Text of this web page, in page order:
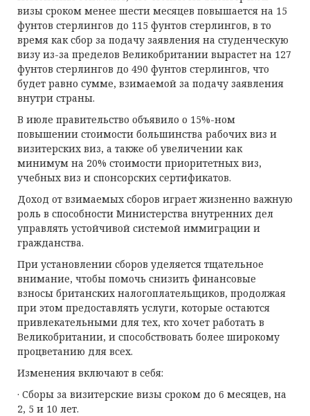
визы сроком менее шести месяцев повышается на 15
фунтов стерлингов до 115 фунтов стерлингов, в то
время как сбор за подачу заявления на студенческую
визу из-за пределов Великобритании вырастет на 127
фунтов стерлингов до 490 фунтов стерлингов, что
будет равно сумме, взимаемой за подачу заявления
внутри страны.
В июле правительство объявило о 15%-ном
повышении стоимости большинства рабочих виз и
визитерских виз, а также об увеличении как
минимум на 20% стоимости приоритетных виз,
учебных виз и спонсорских сертификатов.
Доход от взимаемых сборов играет жизненно важную
роль в способности Министерства внутренних дел
управлять устойчивой системой иммиграции и
гражданства.
При установлении сборов уделяется тщательное
внимание, чтобы помочь снизить финансовые
взносы британских налогоплательщиков, продолжая
при этом предоставлять услуги, которые остаются
привлекательными для тех, кто хочет работать в
Великобритании, и способствовать более широкому
процветанию для всех.
Изменения включают в себя:
· Сборы за визитерские визы сроком до 6 месяцев, на
2, 5 и 10 лет.